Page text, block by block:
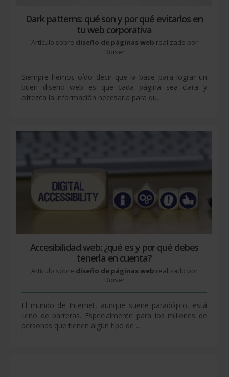
Dark patterns: qué son y por qué evitarlos en
tu web corporativa
Artículo sobre diseño de páginas web realizado por
Doiser
Siempre hemos oído decir que la base para lograr un
buen diseño web es que cada página sea clara y
ofrezca la información necesaria para qu...
Accesibilidad web: ¿qué es y por qué debes
tenerla en cuenta?
Artículo sobre diseño de páginas web realizado por
Doiser
El mundo de Internet, aunque suene paradójico, está
lleno de barreras. Especialmente para los millones de
personas que tienen algún tipo de ...